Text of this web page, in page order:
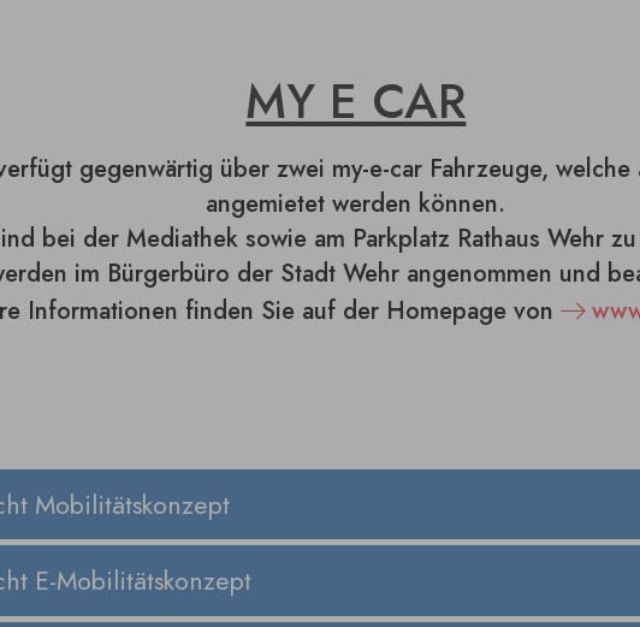
MY E CAR
gegenwärtig über zwei my-e-car Fahrzeuge, welche
angemietet werden können.
bei der Mediathek sowie am Parkplatz Rathaus Wehr
im Bürgerbüro der Stadt Wehr angenommen und
Informationen finden Sie auf der Homepage von
Mobilitätskonzept
E-Mobilitätskonzept